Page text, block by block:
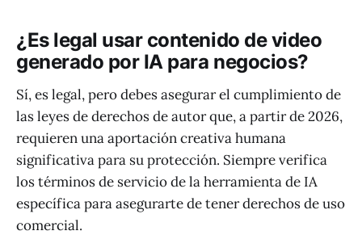
¿Es legal usar contenido de video
generado por IA para negocios?
Sí, es legal, pero debes asegurar el cumplimiento de
las leyes de derechos de autor que, a partir de 2026,
requieren una aportación creativa humana
significativa para su protección. Siempre verifica
los términos de servicio de la herramienta de IA
específica para asegurarte de tener derechos de uso
comercial.